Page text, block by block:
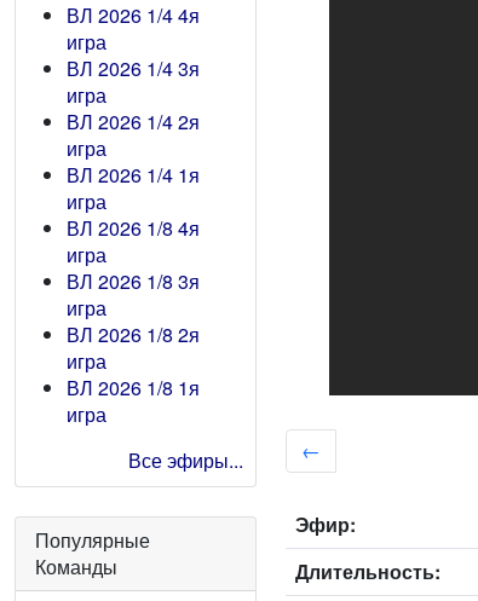
ВЛ 2026 1/4 4я
игра
ВЛ 2026 1/4 3я
игра
ВЛ 2026 1/4 2я
игра
ВЛ 2026 1/4 1я
игра
ВЛ 2026 1/8 4я
игра
ВЛ 2026 1/8 3я
игра
ВЛ 2026 1/8 2я
игра
ВЛ 2026 1/8 1я
игра
Все эфиры...
Популярные
Команды
←
Эфир:
Длительность: